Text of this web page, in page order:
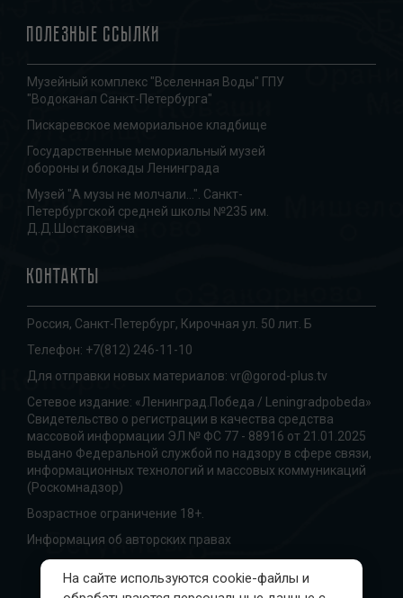
Полезные ссылки
Музейный комплекс "Вселенная Воды" ГПУ
"Водоканал Санкт-Петербурга"
Пискаревское мемориальное кладбище
Государственные мемориальный музей
обороны и блокады Ленинграда
Музей "А музы не молчали...". Санкт-
Петербургской средней школы №235 им.
Д.Д.Шостаковича
Контакты
Россия, Санкт-Петербург, Кирочная ул. 50 лит. Б
Телефон: +7(812) 246-11-10
Для отправки новых материалов: vr@gorod-plus.tv
Сетевое издание: «Ленинград.Победа / Leningradpobeda»
Свидетельство о регистрации в качества средства
массовой информации ЭЛ № ФС 77 - 88916 от 21.01.2025
выдано Федеральной службой по надзору в сфере связи,
информационных технологий и массовых коммуникаций
(Роскомнадзор)
Возрастное ограничение 18+.
Информация об авторских правах
На сайте используются cookie-файлы и